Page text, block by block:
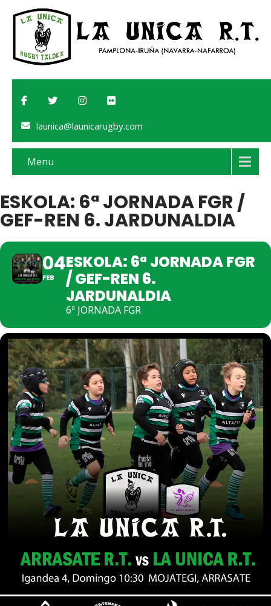
launica@launicarugby.com
Menu
ESKOLA: 6ª JORNADA FGR /
GEF-REN 6. JARDUNALDIA
04
FEB
ESKOLA: 6ª JORNADA FGR
/ GEF-REN 6.
JARDUNALDIA
6ª JORNADA FGR